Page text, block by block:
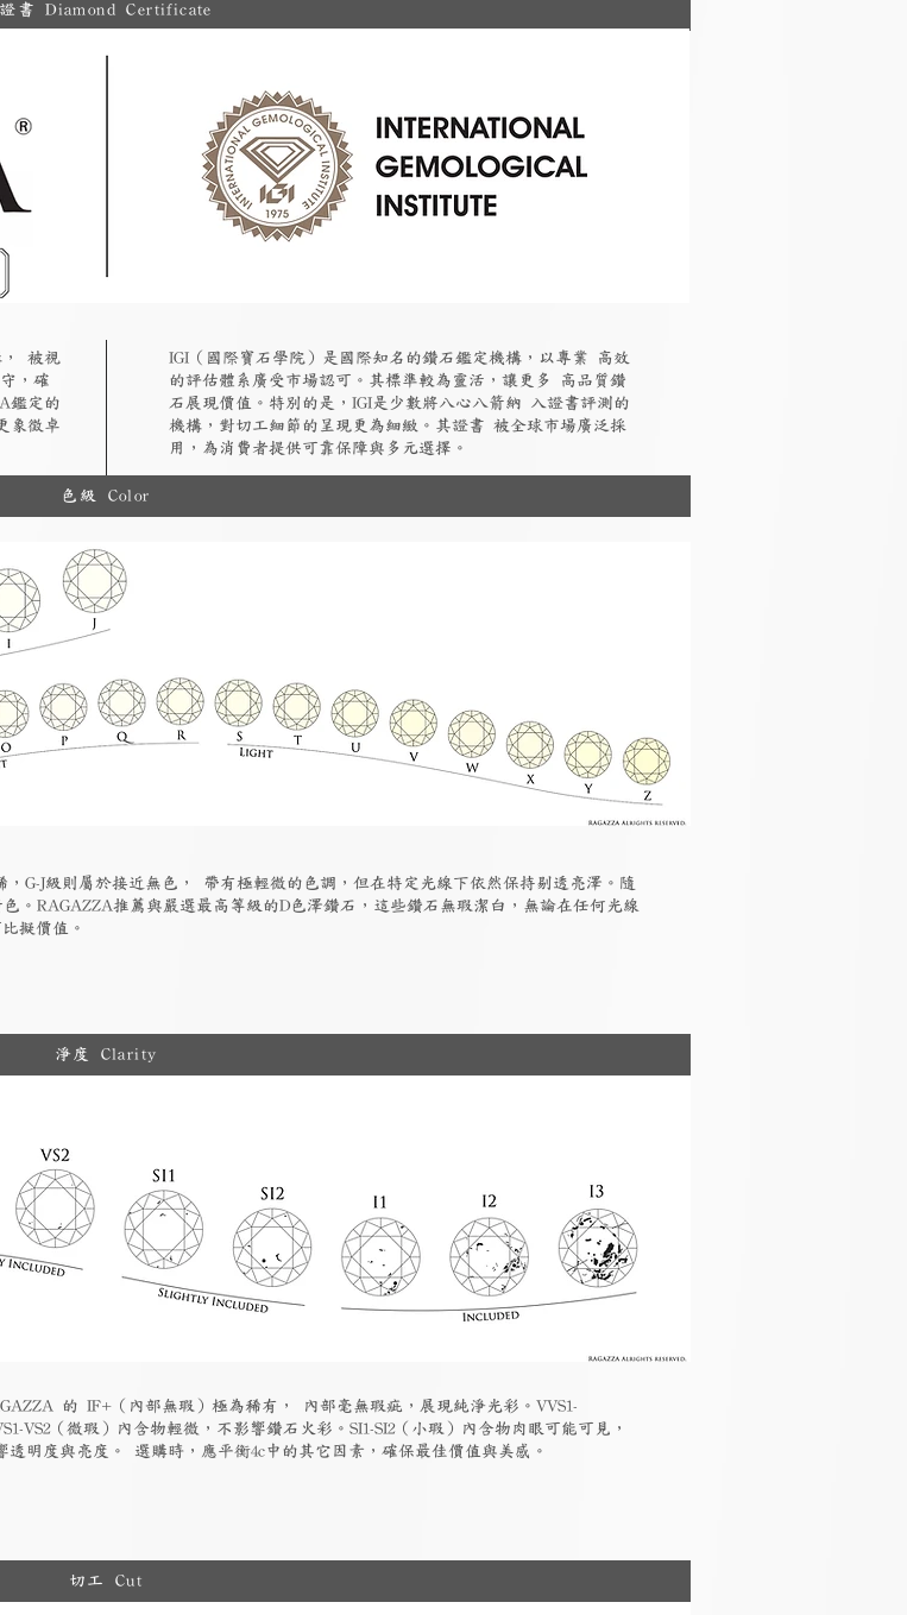
證書 Diamond Certificate
， 被視
，確
鑑定的
象徵卓
​IGI（國際寶石學院）是國際知名的鑽石鑑定機構，以專業 高效
的評估體系廣受市場認可。其標準較為靈活，讓更多 高品質鑽
石展現價值。特別的是，IGI是少數將八心八箭納 入證書評測的
機構，對切工細節的呈現更為細緻。其證書 被全球市場廣泛採
用，為消費者提供可靠保障與多元選擇。
色級 Color
G-J級則屬於接近無色， 帶有極輕微的色調，但在特定光線下依然保持剔透亮澤。隨
。RAGAZZA推薦與嚴選最高等級的D色澤鑽石，這些鑽石無瑕潔白，無論在任何光線
擬價值。
淨度 Clarity
的 IF+（內部無瑕）極為稀有， 內部毫無瑕疵，展現純淨光彩。VVS1-
VS2（微瑕）內含物輕微，不影響鑽石火彩。SI1-SI2（小瑕）內含物肉眼可能可見，
明度與亮度。 選購時，應平衡4c中的其它因素，確保最佳價值與美感。
切工 Cut